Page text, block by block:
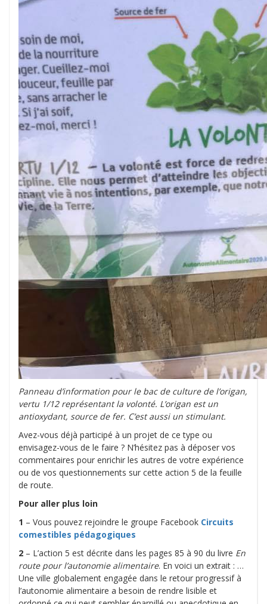
Panneau d’information pour le bac de culture de l’origan,
vertu 1/12 représentant la volonté. L’origan est un
antioxydant, source de fer. C’est aussi un stimulant.
Avez-vous déjà participé à un projet de ce type ou
envisagez-vous de le faire ? N’hésitez pas à déposer vos
commentaires pour enrichir les autres de votre expérience
ou de vos questionnements sur cette action 5 de la feuille
de route.
Pour aller plus loin
1 – Vous pouvez rejoindre le groupe Facebook Circuits
comestibles pédagogiques
2 – L’action 5 est décrite dans les pages 85 à 90 du livre En
route pour l’autonomie alimentaire. En voici un extrait : …
Une ville globalement engagée dans le retour progressif à
l’autonomie alimentaire a besoin de rendre lisible et